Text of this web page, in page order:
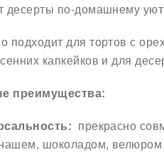
десерты по-домашнему
подходит для тортов с
капкейков и для
преимущества:
прекрасно
шоколадом, велюром